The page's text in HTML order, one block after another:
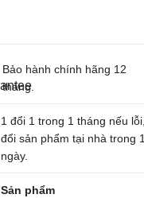
Bảo hành chính hãng 12
tháng.
1 đổi 1 trong 1 tháng nếu lỗi,
đổi sản phẩm tại nhà trong 1
ngày.
Sản phẩm